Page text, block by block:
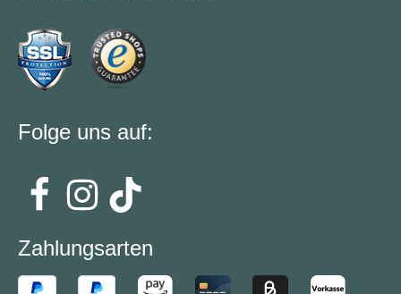
Folge uns auf:
Zahlungsarten